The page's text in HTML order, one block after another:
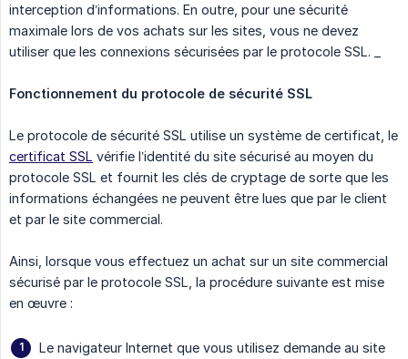
interception d’informations. En outre, pour une sécurité
maximale lors de vos achats sur les sites, vous ne devez
utiliser que les connexions sécurisées par le protocole SSL. _
Fonctionnement du protocole de sécurité SSL
Le protocole de sécurité SSL utilise un système de certificat, le
certificat SSL vérifie l’identité du site sécurisé au moyen du
protocole SSL et fournit les clés de cryptage de sorte que les
informations échangées ne peuvent être lues que par le client
et par le site commercial.
Ainsi, lorsque vous effectuez un achat sur un site commercial
sécurisé par le protocole SSL, la procédure suivante est mise
en œuvre :
Le navigateur Internet que vous utilisez demande au site